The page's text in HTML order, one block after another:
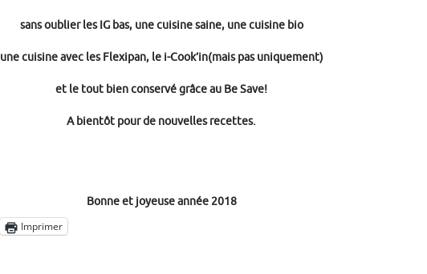
sans oublier les IG bas, une cuisine saine, une cuisine bio
une cuisine avec les Flexipan, le i-Cook’in(mais pas uniquement)
et le tout bien conservé grâce au Be Save!
A bientôt pour de nouvelles recettes.
Bonne et joyeuse année 2018
Imprimer